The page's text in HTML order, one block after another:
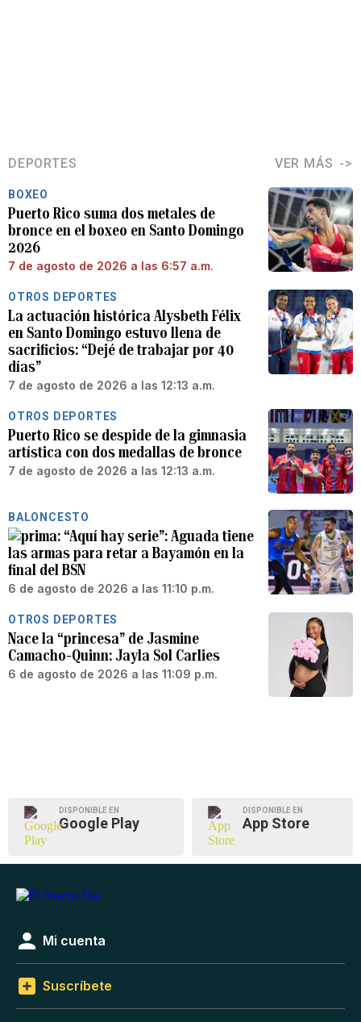
DEPORTES VER MÁS
BOXEO
Puerto Rico suma dos metales de
bronce en el boxeo en Santo Domingo
2026
7 de agosto de 2026 a las 6:57 a.m.
OTROS DEPORTES
La actuación histórica Alysbeth Félix
en Santo Domingo estuvo llena de
sacrificios: “Dejé de trabajar por 40
días”
7 de agosto de 2026 a las 12:13 a.m.
OTROS DEPORTES
Puerto Rico se despide de la gimnasia
artística con dos medallas de bronce
7 de agosto de 2026 a las 12:13 a.m.
BALONCESTO
“Aquí hay serie”: Aguada tiene
las armas para retar a Bayamón en la
final del BSN
6 de agosto de 2026 a las 11:10 p.m.
OTROS DEPORTES
Nace la “princesa” de Jasmine
Camacho-Quinn: Jayla Sol Carlies
6 de agosto de 2026 a las 11:09 p.m.
DISPONIBLE EN
Google Play
DISPONIBLE EN
App Store
Mi cuenta
Suscríbete